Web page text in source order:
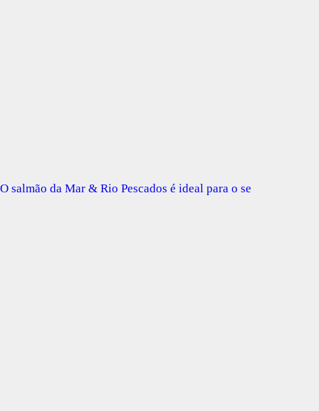
O salmão da Mar & Rio Pescados é ideal para o se